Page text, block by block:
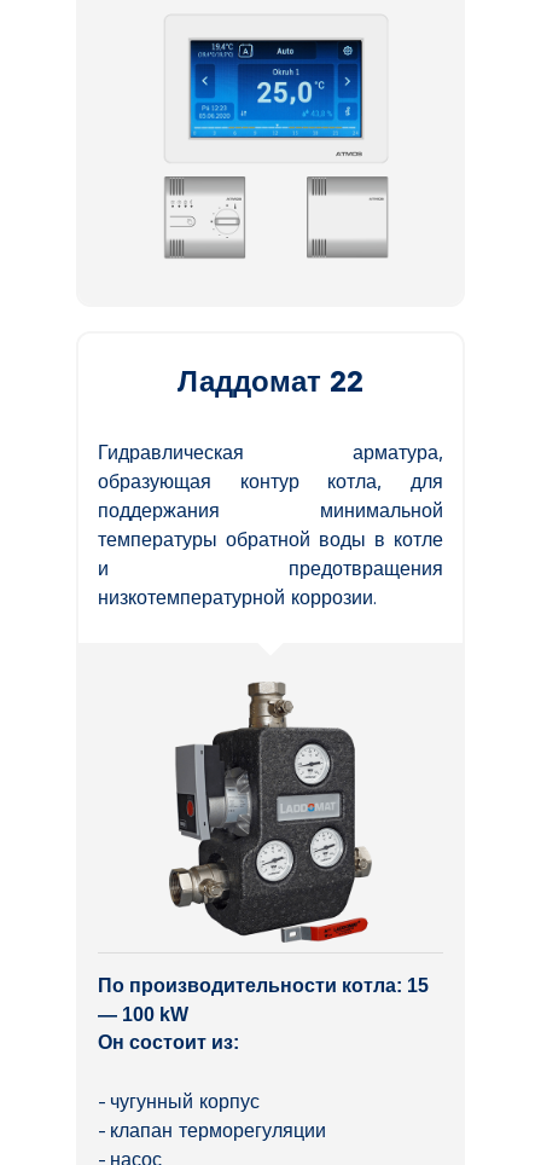
Ладдомат 22
Гидравлическая арматура,
образующая контур котла, для
поддержания минимальной
температуры обратной воды в котле
и предотвращения
низкотемпературной коррозии.
По производительности котла: 15
— 100 kW
Он состоит из:
чугунный корпус
клапан терморегуляции
насос